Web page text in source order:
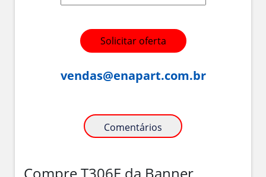
Solicitar oferta
vendas@enapart.com.br
Comentários
Compre T306E da Banner